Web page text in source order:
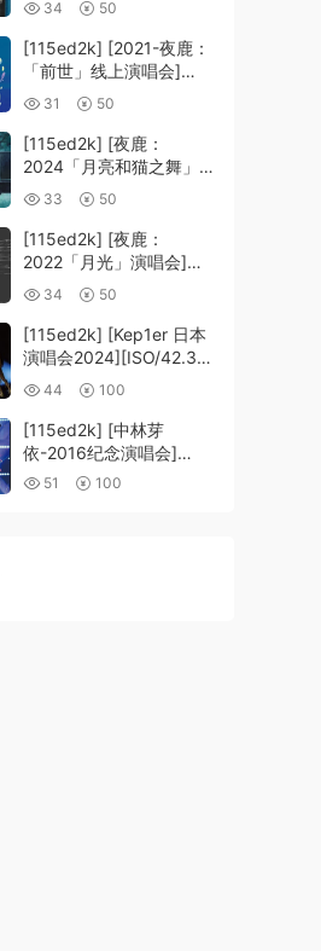
34 50
[115ed2k] [2021-夜鹿：
「前世」线上演唱会]
[MKV/12.83 GiB]
[1080p.BluRay.FLAC2.0
.x264]
31 50
[115ed2k] [夜鹿：
2024「月亮和猫之舞」演
唱会][MKV/22.20 GiB]
[1080p.BluRay.FLAC2.0
.x264]
33 50
[115ed2k] [夜鹿：
2022「月光」演唱会]
[MKV/14.65 GiB]
[1080p.BluRay.FLAC2.0
.x264]
34 50
[115ed2k] [Kep1er 日本
演唱会2024][ISO/42.36
GiB]44 100
[115ed2k] [中林芽
依-2016纪念演唱会]
[ISO/39.58 GiB]
51 100